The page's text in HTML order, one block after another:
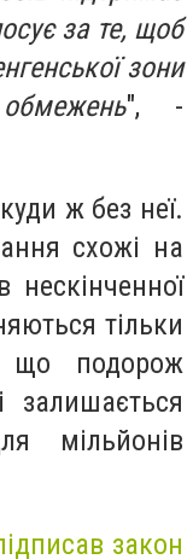
за те, щоб
зони
", -
ж без неї.
схожі на
тільки
що подорож
мільйонів
закон